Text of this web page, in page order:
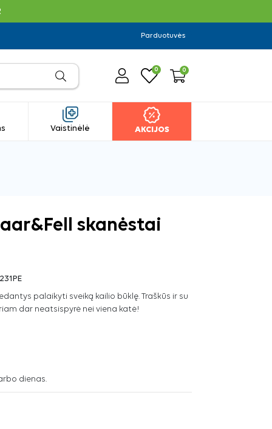
Parduotuvės
0 0
Vaistinėlė AKCIJOS
skanėstai
palaikyti sveiką kailio būklę. Traškūs ir su
dar neatsispyrė nei viena katė!
dienas.